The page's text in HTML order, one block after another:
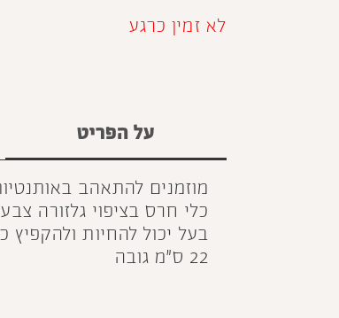
לא זמין כרגע
על הפריט
מוזמנים להתאהב
כלי חרס בציפוי גלזורה
בעל יכול להחיות ולהקפיץ
22 ס״מ גובה